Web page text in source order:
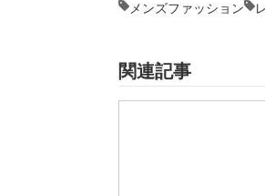
メンズファッション
関連記事